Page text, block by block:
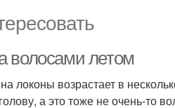
волосами летом
локоны возрастает в
а это тоже не очень-то